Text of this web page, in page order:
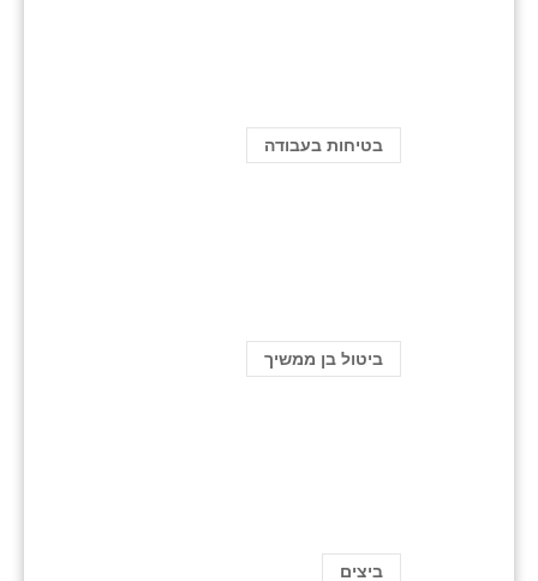
בטיחות בעבודה
ביטול בן ממשיך
ביצים